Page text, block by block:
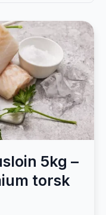
5kg –
torsk